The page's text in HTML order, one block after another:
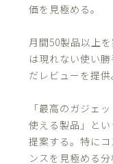
価を見極める。
月間50製品以上
は現れない使い
だレビューを提供
「最高のガジェ
使える製品」と
提案する。特に
ンスを見極める分